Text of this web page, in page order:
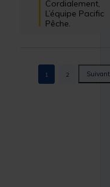
Cordialement,
L’équipe Pacific
Pêche.
1 2